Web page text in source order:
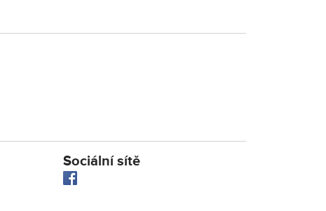
Sociální sítě